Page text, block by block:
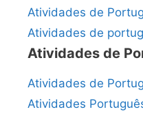
Atividades de
Atividades de
Atividades de
Atividades de
Atividades